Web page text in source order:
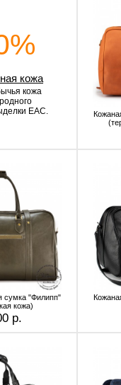
кожа
кожа
EAC.
сумка "Филипп"
кожа)
р.